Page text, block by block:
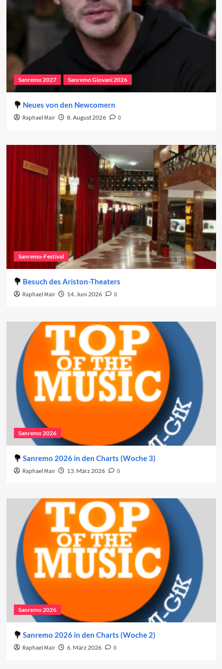
Sanremo 2027 Sanremo Giovani 2026
Neues von den Newcomern
Raphael Mair 8. August 2026 0
Sanremo-Festival
Besuch des Ariston-Theaters
Raphael Mair 14. Juni 2026 0
Sanremo 2026
Sanremo 2026 in den Charts (Woche 3)
Raphael Mair 13. März 2026 0
Sanremo 2026
Sanremo 2026 in den Charts (Woche 2)
Raphael Mair 6. März 2026 0